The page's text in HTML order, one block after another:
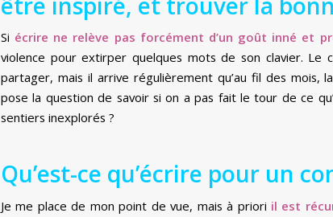
Si écrire ne relève pas forcément d’un goût inné et
violence pour extirper quelques mots de son clavier.
partager, mais il arrive régulièrement qu’au fil des mois,
pose la question de savoir si on a pas fait le tour de ce
sentiers inexplorés ?
Qu’est-ce qu’écrire pour un
Je me place de mon point de vue, mais à priori il est